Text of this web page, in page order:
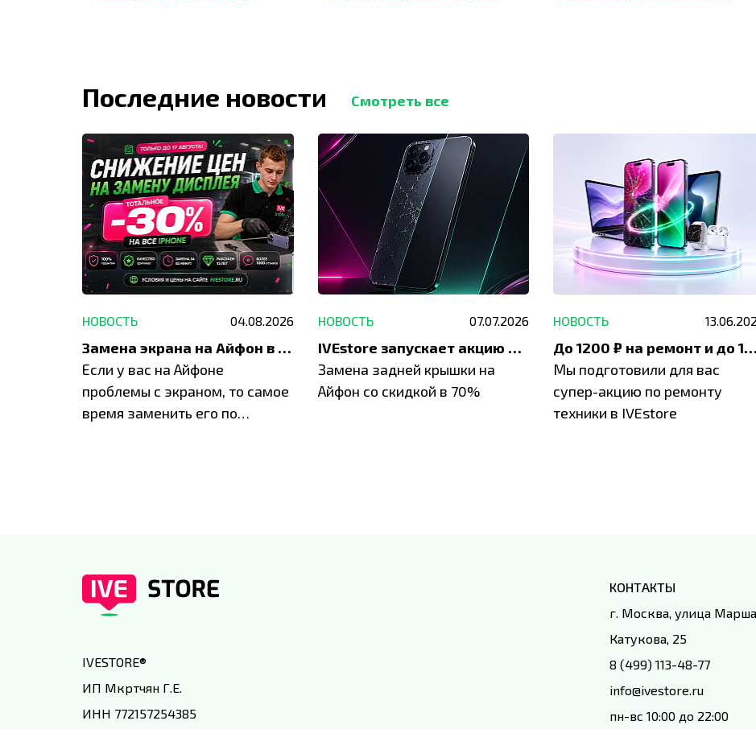
Последние новости Смотреть все
НОВОСТЬ 04.08.2026
Замена экрана на Айфон в Москве и Балашихе
Если у вас на Айфоне
проблемы с экраном, то самое
время заменить его по
НОВОСТЬ 07.07.2026
IVEstore запускает акцию на замену заднего стекла
Замена задней крышки на
Айфон со скидкой в 70%
НОВОСТЬ
До 1200 ₽ на ремонт и до 1500 ₽ на покупку техники Apple
Мы подготовили для вас
супер-акцию по ремонту
техники в IVEstore
IVESTORE®
ИП Мкртчян Г.Е.
ИНН 772157254385
КОНТАКТЫ
г. Москва, улица
Катукова, 25
8 (499) 113-48-77
info@ivestore.ru
пн-вс 10:00 до 22:00